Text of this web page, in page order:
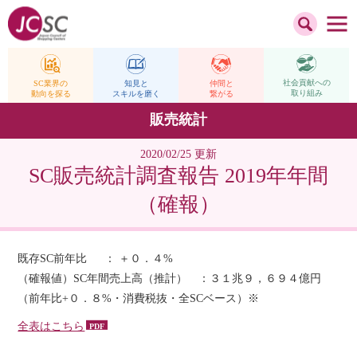
SC業界の
動向を探る
知見と
スキルを磨く
仲間と
繋がる
社会貢献への
取り組み
販売統計
2020/02/25 更新
SC販売統計調査報告 2019年年間
（確報）
既存SC前年比 ： ＋０．４%
（確報値）SC年間売上高（推計） ：３１兆９，６９４億円
（前年比+０．８%・消費税抜・全SCベース）※
全表はこちら